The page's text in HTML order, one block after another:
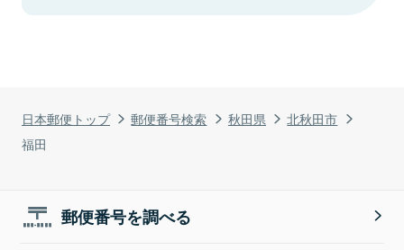
日本郵便トップ 郵便番号検索 秋田県
北秋田市
福田
郵便番号を調べる